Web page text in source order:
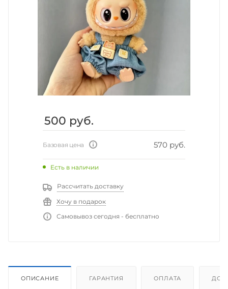
500 руб.
Базовая цена 570 руб.
Есть в наличии
Рассчитать доставку
Хочу в подарок
Самовывоз сегодня - бесплатно
ОПИСАНИЕ ГАРАНТИЯ ОПЛАТА